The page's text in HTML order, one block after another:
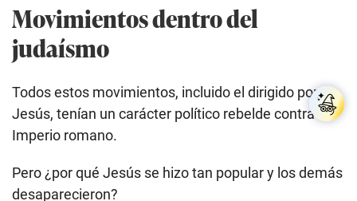
Movimientos dentro del
judaísmo
Todos estos movimientos, incluido el dirigido por
Jesús, tenían un carácter político rebelde contra el
Imperio romano.
Pero ¿por qué Jesús se hizo tan popular y los demás
desaparecieron?